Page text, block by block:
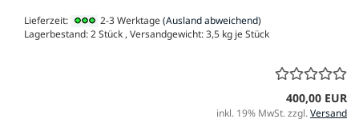
Lieferzeit: 2-3 Werktage(Ausland abweichend)
Lagerbestand: 2 Stück , Versandgewicht:3,5 kg je Stück
400,00 EUR
inkl. 19% MwSt. zzgl.Versand